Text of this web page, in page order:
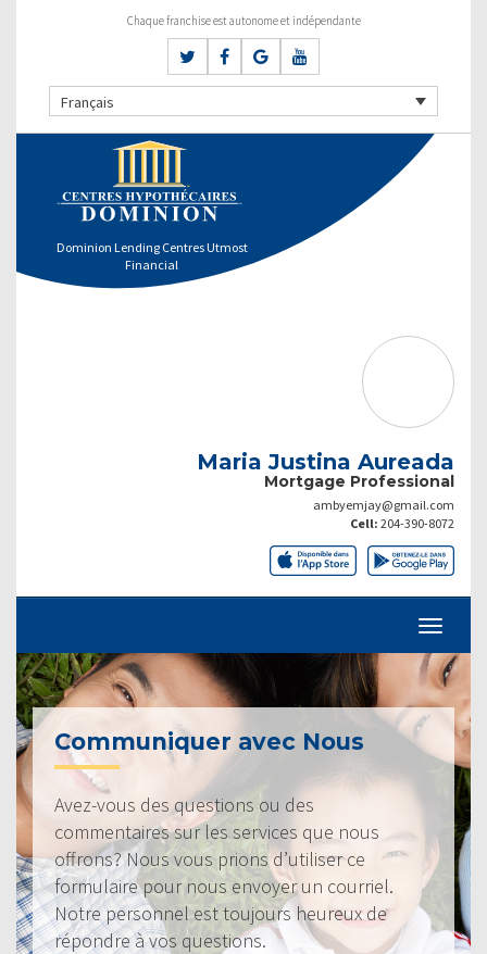
Chaque franchise est autonome et indépendante
Français
Dominion Lending Centres Utmost
Financial
Maria Justina Aureada
Mortgage Professional
ambyemjay@gmail.com
Cell: 204-390-8072
Communiquer avec Nous
Avez-vous des questions ou des
commentaires sur les services que nous
offrons? Nous vous prions d’utiliser ce
formulaire pour nous envoyer un courriel.
Notre personnel est toujours heureux de
répondre à vos questions.